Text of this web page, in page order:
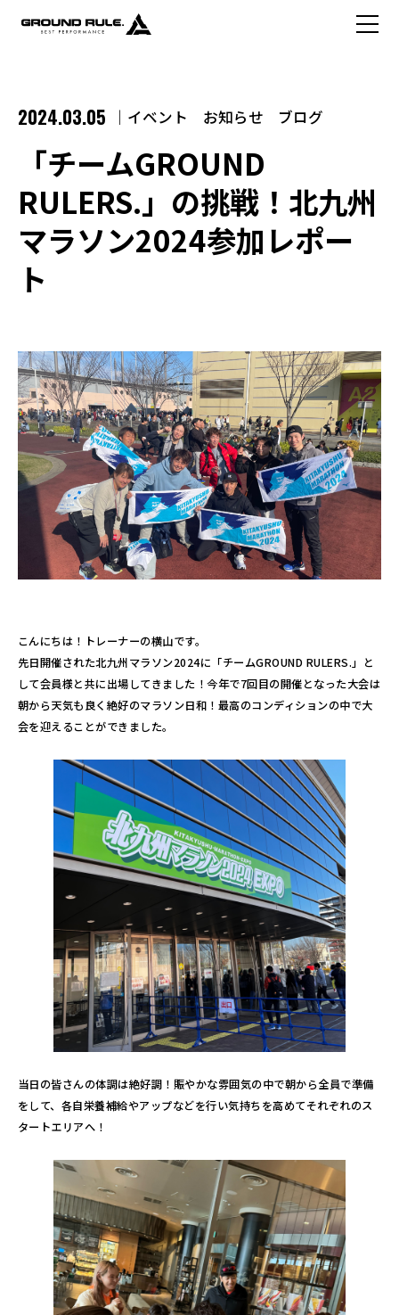
2024.03.05 イベント お知らせ ブログ
「チームGROUND
RULERS.」の挑戦！北九州
マラソン2024参加レポー
ト
こんにちは！トレーナーの横山です。
先日開催された北九州マラソン2024に「チームGROUND RULERS.」と
して会員様と共に出場してきました！今年で7回目の開催となった大会は
朝から天気も良く絶好のマラソン日和！最高のコンディションの中で大
会を迎えることができました。
当日の皆さんの体調は絶好調！賑やかな雰囲気の中で朝から全員で準備
をして、各自栄養補給やアップなどを行い気持ちを高めてそれぞれのス
タートエリアへ！